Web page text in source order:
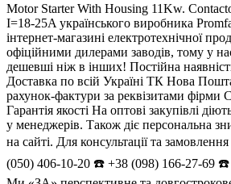
Motor Starter With Housing 11Kw.
I=18-25A українського виробника
інтернет-магазині електротехнічної
офіційними дилерами заводів, тому у
дешевші ніж в інших! Постійна
Доставка по всій Україні ТК Нова
рахунок-фактури за реквізитами фірми
Гарантія якості На оптові закупівлі
у менеджерів. Також діє персональна
на сайті. Для консультації та
(050) 406-10-20 ☎️ +38 (098) 166-27-69